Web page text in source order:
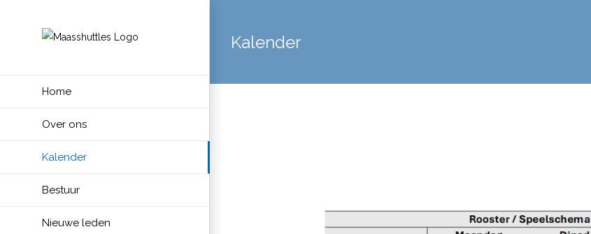
Home
Over ons
Kalender
Bestuur
Nieuwe leden
Kalender